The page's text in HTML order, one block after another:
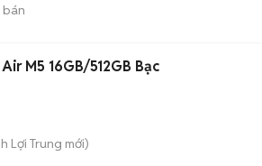
bán
M5 16GB/512GB Bạc
Lợi Trung mới)